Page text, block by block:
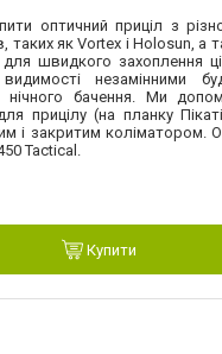
оптичний приціл з
таких як Vortex і Holosun, а
для швидкого захоплення
незамінними
бачення. Ми
прицілу (на планку
і закритим коліматором.
Tactical.
Купити